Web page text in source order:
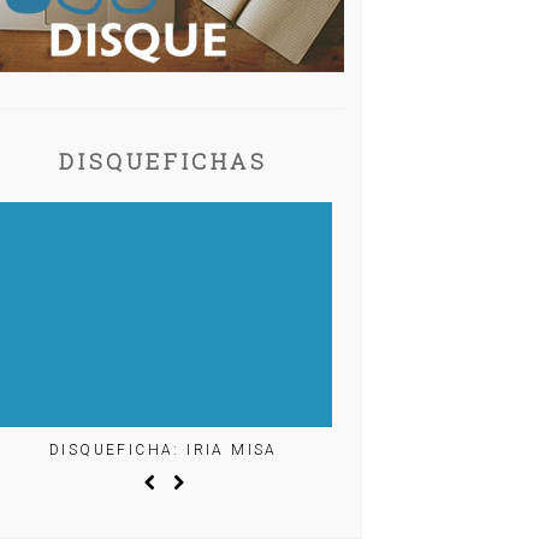
DISQUEFICHAS
DISQUEFICHA: IRIA MISA